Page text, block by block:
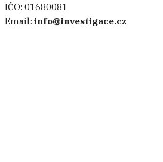
IČO: 01680081
Email: info@investigace.cz